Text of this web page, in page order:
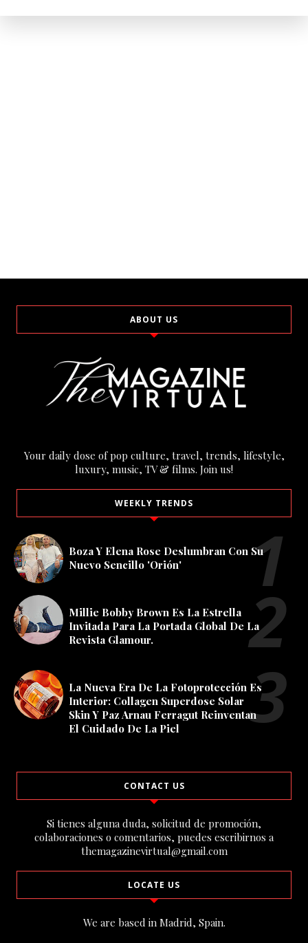
ABOUT US
Your daily dose of pop culture, travel, trends, lifestyle,
luxury, music, TV & films. Join us!
WEEKLY TRENDS
Boza Y Elena Rose Deslumbran Con Su
Nuevo Sencillo 'Orión'
Millie Bobby Brown Es La Estrella
Invitada Para La Portada Global De La
Revista Glamour.
La Nueva Era De La Fotoprotección Es
Interior: Collagen Superdose Solar
Skin Y Paz Arnau Ferragut Reinventan
El Cuidado De La Piel
CONTACT US
Si tienes alguna duda, solicitud de promoción,
colaboraciones o comentarios, puedes escribirnos a
themagazinevirtual@gmail.com
LOCATE US
We are based in Madrid, Spain.